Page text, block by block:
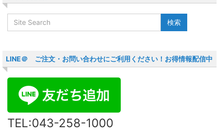
LINE＠ ご注文・お問い合わせにご利用ください！お得情報配信中
TEL:043-258-1000